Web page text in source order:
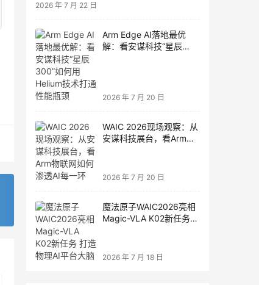
2026 年 7 月 22 日
Arm Edge AI落地最优
解：看安谋科技“星辰
2026 年 7 月 20 日
WAIC 2026现场观察：从
安谋科技展台，看Arm物
2026 年 7 月 20 日
魔法原子WAIC2026亮相
Magic-VLA K02新任务
2026 年 7 月 18 日